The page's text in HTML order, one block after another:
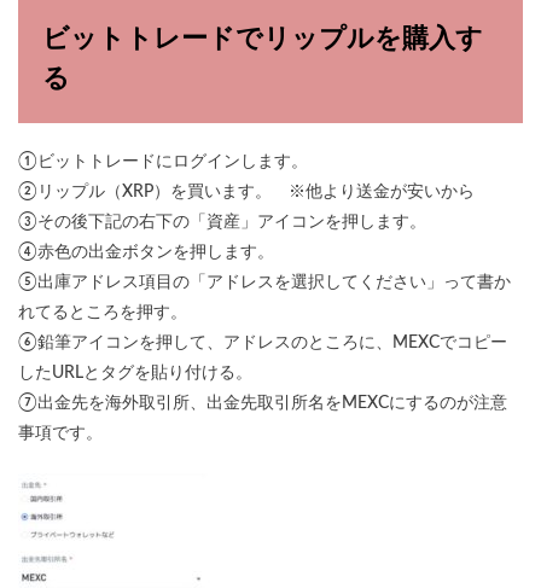
ビットトレードでリップルを購入す
る
①ビットトレードにログインします。
②リップル（XRP）を買います。 ※他より送金が安いから
③その後下記の右下の「資産」アイコンを押します。
④赤色の出金ボタンを押します。
⑤出庫アドレス項目の「アドレスを選択してください」って書か
れてるところを押す。
⑥鉛筆アイコンを押して、アドレスのところに、MEXCでコピー
したURLとタグを貼り付ける。
⑦出金先を海外取引所、出金先取引所名をMEXCにするのが注意
事項です。